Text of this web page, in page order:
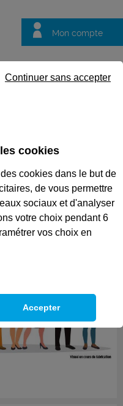
Mon compte
questions
Eligible au CPF *
cookies
cookies dans le but de
de vous permettre
sociaux et d'analyser
votre choix pendant 6
vos choix en
Continuer sans accepter
Accepter